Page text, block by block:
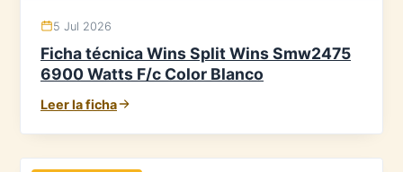
5 Jul 2026
Ficha técnica Wins Split Wins Smw2475
6900 Watts F/c Color Blanco
Leer la ficha